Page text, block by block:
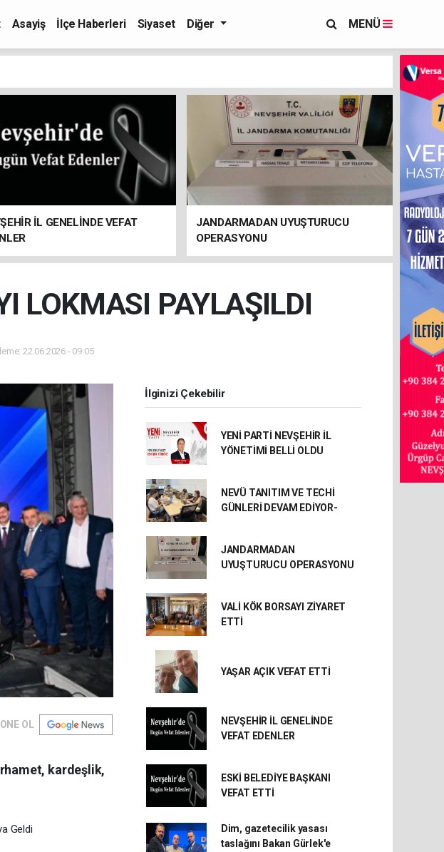
Asayiş İlçe Haberleri Siyaset Diğer MENÜ
İL GENELİNDE VEFAT
JANDARMADAN UYUŞTURUCU
OPERASYONU
LOKMASI PAYLAŞILDI
22.06.2026 - 09:05
OL
kardeşlik,
Geldi
İlginizi Çekebilir
YENİ PARTİ NEVŞEHİR İL
YÖNETİMİ BELLİ OLDU
NEVÜ TANITIM VE TECHİ
GÜNLERİ DEVAM EDİYOR-
JANDARMADAN
UYUŞTURUCU OPERASYONU
VALİ KÖK BORSAYI ZİYARET
ETTİ
YAŞAR AÇIK VEFAT ETTİ
NEVŞEHİR İL GENELİNDE
VEFAT EDENLER
ESKİ BELEDİYE BAŞKANI
VEFAT ETTİ
Dim, gazetecilik yasası
taslağını Bakan Gürlek'e